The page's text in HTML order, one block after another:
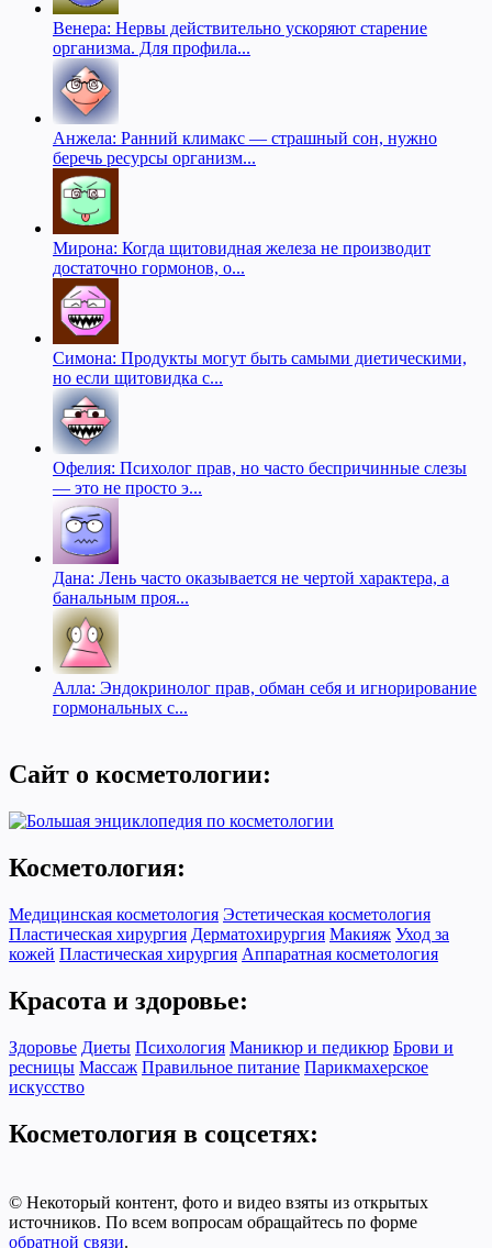
Венера: Нервы действительно ускоряют старение
организма. Для профила...
Анжела: Ранний климакс — страшный сон, нужно
беречь ресурсы организм...
Мирона: Когда щитовидная железа не производит
достаточно гормонов, о...
Симона: Продукты могут быть самыми диетическими,
но если щитовидка с...
Офелия: Психолог прав, но часто беспричинные слезы
— это не просто э...
Дана: Лень часто оказывается не чертой характера, а
банальным проя...
Алла: Эндокринолог прав, обман себя и игнорирование
гормональных с...
Сайт о косметологии:
Косметология:
Медицинская косметология Эстетическая косметология
Пластическая хирургия Дерматохирургия Макияж Уход за
кожей Пластическая хирургия Аппаратная косметология
Красота и здоровье:
Здоровье Диеты Психология Маникюр и педикюр Брови и
ресницы Массаж Правильное питание Парикмахерское
искусство
Косметология в соцсетях:
© Некоторый контент, фото и видео взяты из открытых
источников. По всем вопросам обращайтесь по форме
обратной связи.